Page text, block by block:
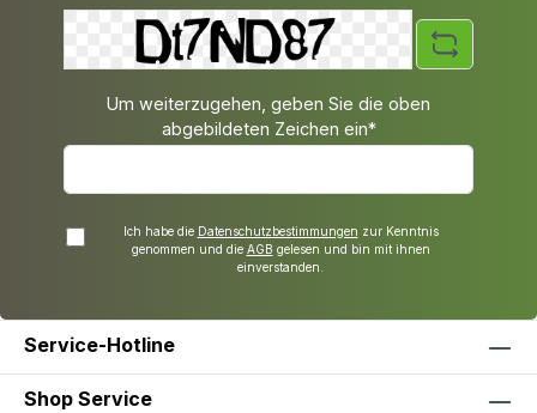
Um weiterzugehen, geben Sie die oben
abgebildeten Zeichen ein*
Ich habe die Datenschutzbestimmungen zur Kenntnis
genommen und die AGB gelesen und bin mit ihnen
einverstanden.
Service-Hotline
Shop Service